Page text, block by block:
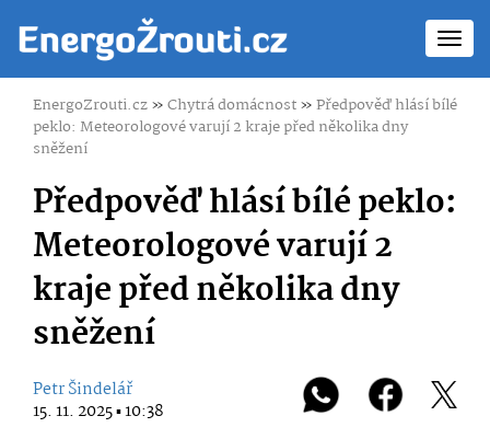
EnergoZrouti.cz»Chytrá domácnost»Předpověď hlásí bílé
peklo: Meteorologové varují 2 kraje před několika dny
sněžení
Předpověď hlásí bílé peklo:
Meteorologové varují 2
kraje před několika dny
sněžení
Petr Šindelář
15. 11. 2025 ▪ 10:38